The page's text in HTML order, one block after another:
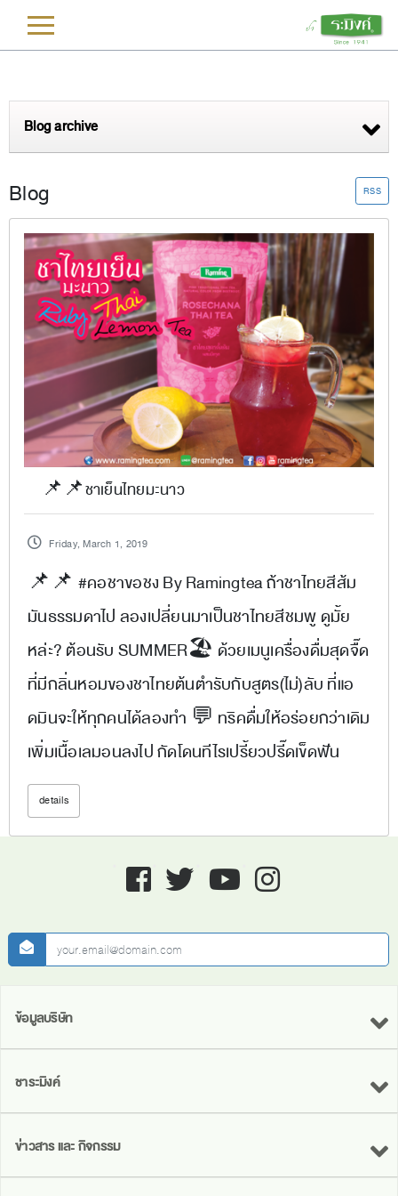
Blog archive
RSS
Blog
📌📌ชาเย็นไทยมะนาว
Friday, March 1, 2019
📌📌 #คอชาขอชง By Ramingtea ถ้าชาไทยสีส้ม
มันธรรมดาไป ลองเปลี่ยนมาเป็นชาไทยสีชมพู ดูมั้ย
หล่ะ? ต้อนรับ SUMMER🏖 ด้วยเมนูเครื่องดื่มสุดจื๊ด
ที่มีกลิ่นหอมของชาไทยต้นตำรับกับสูตร(ไม่)ลับ ที่แอ
ดมินจะให้ทุกคนได้ลองทำ 💬 ทริคดื่มให้อร่อยกว่าเดิม
เพิ่มเนื้อเลมอนลงไป กัดโดนทีไรเปรี้ยวปรี๊ดเข็ดฟัน
details
Facebook twitter youtube instagram
newsletter
ข้อมูลบริษัท
ชาระมิงค์
ข่าวสาร และ กิจกรรม